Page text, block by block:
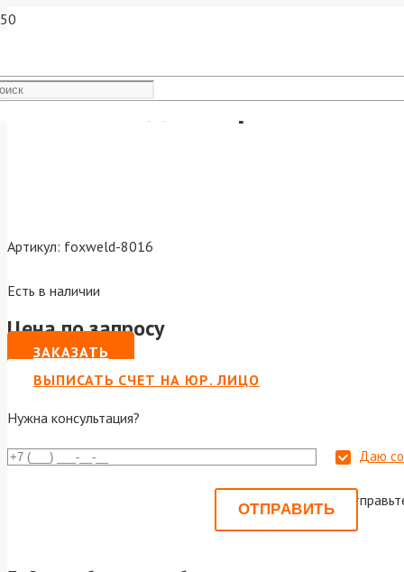
Пистолет для герметика
Артикул: foxweld-8016
Есть в наличии
Цена по запросу
ЗАКАЗАТЬ
ВЫПИСАТЬ СЧЕТ НА ЮР. ЛИЦО
Нужна консультация?
Даю
Или